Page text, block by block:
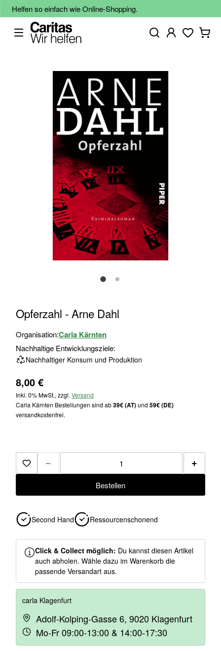
Helfen so einfach wie Online-Shopping.
Anfang
Bildgalerie
springen
Opferzahl - Arne Dahl
Organisation:Carla Kärnten
Nachhaltige Entwicklungsziele:
Nachhaltiger Konsum und Produktion
8,00 €
Inkl. 0% MwSt., zzgl. Versand
Carla Kärnten Bestellungen sind ab39€ (AT)und 59€ (DE)
versandkostenfrei.
Zur Merkliste hinzufügen
− +
Bestellen
Second Hand Ressourcenschonend
Click & Collect möglich: Du kannst diesen Artikel
auch abholen. Wähle dazu im Warenkorb die
passende Versandart aus.
carla Klagenfurt
Adolf-Kolping-Gasse 6, 9020 Klagenfurt
Mo-Fr 09:00-13:00 & 14:00-17:30